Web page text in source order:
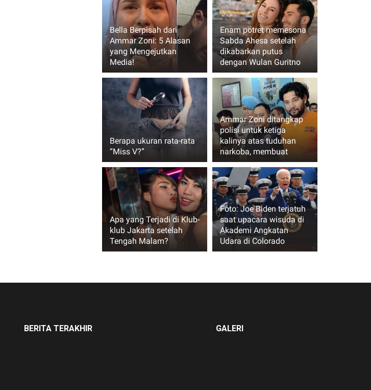
Bella Berpisah dari
Ammar Zoni: 5 Alasan
yang Mengejutkan
Media!
Enam potret memesona
Sabda Ahesa setelah
dikabarkan putus
dengan Wulan Guritno
Berapa ukuran rata-rata
“Miss V?”
Ammar Zoni ditangkap
polisi untuk ketiga
kalinya atas tuduhan
narkoba, membuat
Apa yang Terjadi di Klub-
klub Jakarta setelah
Tengah Malam?
Foto: Joe Biden terjatuh
saat upacara wisuda di
Akademi Angkatan
Udara di Colorado
BERITA TERAKHIR GALERI